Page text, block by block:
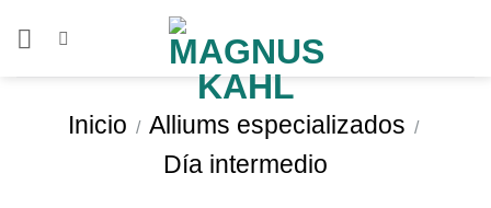
Inicio / Alliums especializados /
Día intermedio